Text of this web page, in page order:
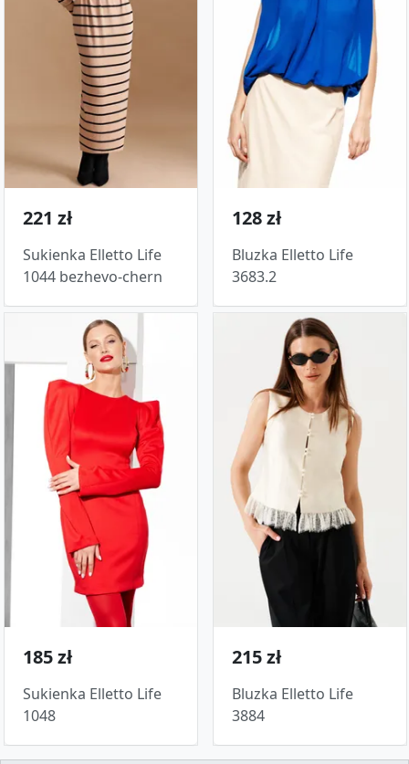
221 zł
Sukienka Elletto Life
1044 bezhevo-chern
128 zł
Bluzka Elletto Life
3683.2
185 zł
Sukienka Elletto Life
1048
215 zł
Bluzka Elletto Life
3884